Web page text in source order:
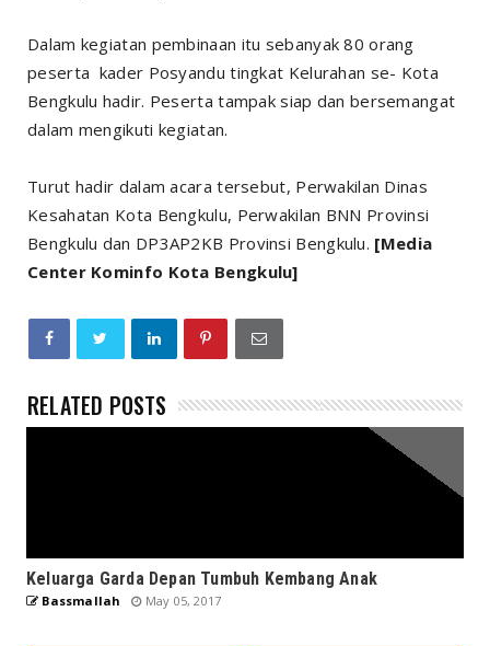
Dalam kegiatan pembinaan itu sebanyak 80 orang
peserta kader Posyandu tingkat Kelurahan se- Kota
Bengkulu hadir. Peserta tampak siap dan bersemangat
dalam mengikuti kegiatan.
Turut hadir dalam acara tersebut, Perwakilan Dinas
Kesahatan Kota Bengkulu, Perwakilan BNN Provinsi
Bengkulu dan DP3AP2KB Provinsi Bengkulu. [Media
Center Kominfo Kota Bengkulu]
RELATED POSTS
Keluarga Garda Depan Tumbuh Kembang Anak
Bassmallah May 05, 2017